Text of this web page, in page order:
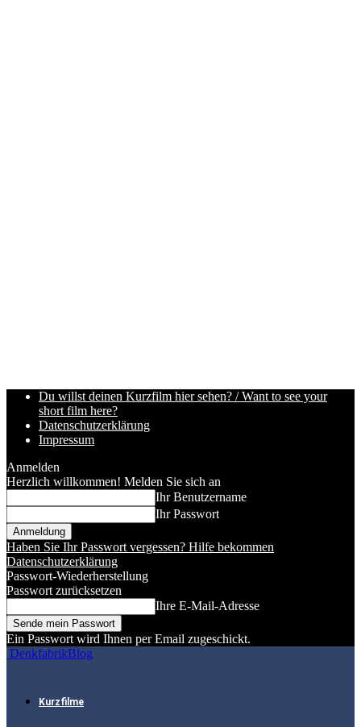
Du willst deinen Kurzfilm hier sehen? / Want to see your
short film here?
Datenschutzerklärung
Impressum
Anmelden
Herzlich willkommen! Melden Sie sich an
Ihr Benutzername
Ihr Passwort
Haben Sie Ihr Passwort vergessen? Hilfe bekommen
Datenschutzerklärung
Passwort-Wiederherstellung
Passwort zurücksetzen
Ihre E-Mail-Adresse
Ein Passwort wird Ihnen per Email zugeschickt.
DenkfabrikBlog
Kurzfilme